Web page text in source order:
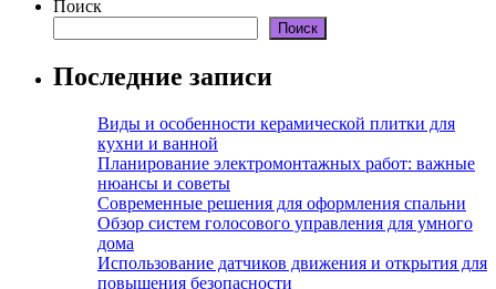
Поиск
Поиск
Последние записи
Виды и особенности керамической плитки для
кухни и ванной
Планирование электромонтажных работ: важные
нюансы и советы
Современные решения для оформления спальни
Обзор систем голосового управления для умного
дома
Использование датчиков движения и открытия для
повышения безопасности